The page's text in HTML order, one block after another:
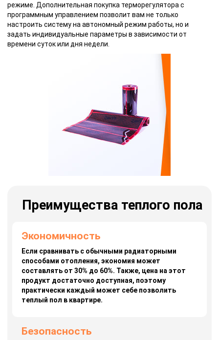
режиме. Дополнительная покупка терморегулятора с
программным управлением позволит вам не только
настроить систему на автономный режим работы, но и
задать индивидуальные параметры в зависимости от
времени суток или дня недели.
Преимущества теплого пола
Экономичность
Если сравнивать с обычными радиаторными
способами отопления, экономия может
составлять от 30% до 60%. Также, цена на этот
продукт достаточно доступная, поэтому
практически каждый может себе позволить
теплый пол в квартире.
Безопасность